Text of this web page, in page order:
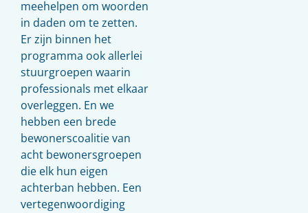
meehelpen om woorden
in daden om te zetten.
Er zijn binnen het
programma ook allerlei
stuurgroepen waarin
professionals met elkaar
overleggen. En we
hebben een brede
bewonerscoalitie van
acht bewonersgroepen
die elk hun eigen
achterban hebben. Een
vertegenwoordiging